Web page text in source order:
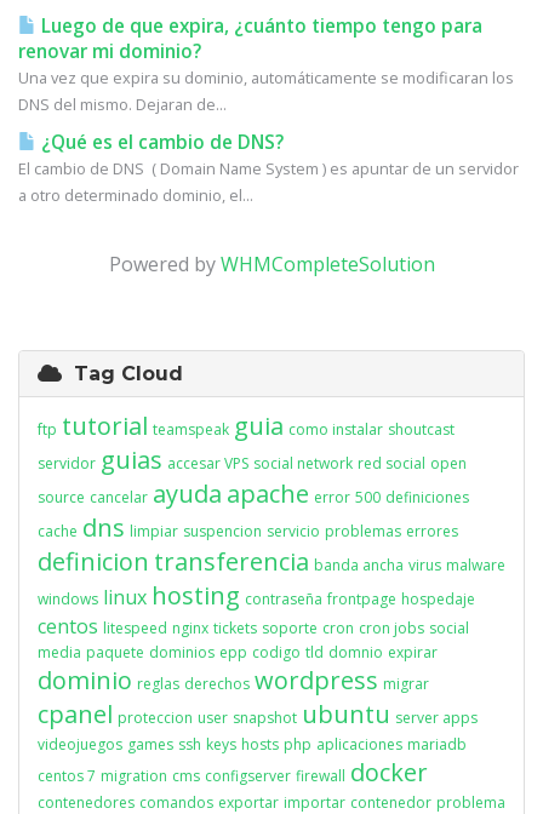
Luego de que expira, ¿cuánto tiempo tengo para
renovar mi dominio?
Una vez que expira su dominio, automáticamente se modificaran los
DNS del mismo. Dejaran de...
¿Qué es el cambio de DNS?
El cambio de DNS ( Domain Name System ) es apuntar de un servidor
a otro determinado dominio, el...
Powered byWHMCompleteSolution
Tag Cloud
ftp tutorial teamspeak guia como instalar shoutcast
servidor guias accesar VPS social network red social open
source cancelar ayuda apache error 500 definiciones
cache dns limpiar suspencion servicio problemas errores
definicion transferencia banda ancha virus malware
windows linux hosting contraseña frontpage hospedaje
centos litespeed nginx tickets soporte cron cron jobs social
media paquete dominios epp codigo tld domnio expirar
dominio reglas derechos wordpress migrar
cpanel proteccion user snapshot ubuntu server apps
videojuegos games ssh keys hosts php aplicaciones mariadb
centos 7 migration cms configserver firewall docker
contenedores comandos exportar importar contenedor problema